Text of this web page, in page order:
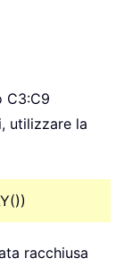
C3:C9
utilizzare la
racchiusa